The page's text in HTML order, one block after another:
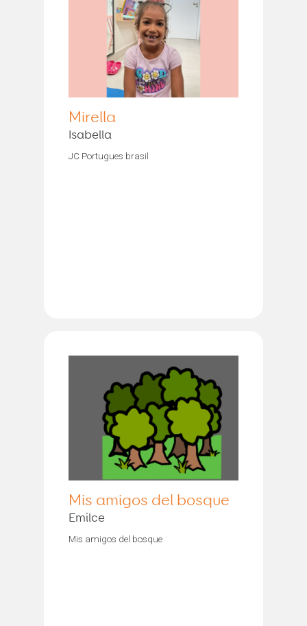
Mirella
Isabella
JC Portugues brasil
Mis amigos del bosque
Emilce
Mis amigos del bosque